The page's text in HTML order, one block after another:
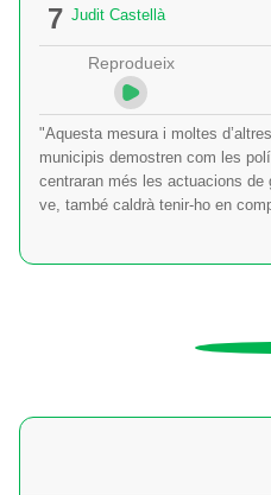
7 Judit Castellà
Reprodueix
"Aquesta mesura i moltes
municipis demostren com les
centraran més les actuacions de
ve, també caldrà tenir-ho en